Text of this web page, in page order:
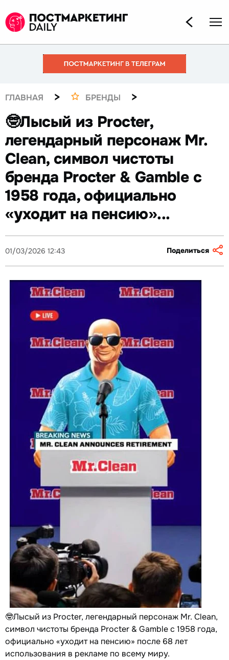
ГЛАВНАЯ > БРЕНДЫ >
🤓Лысый из Procter,
легендарный персонаж Mr.
Clean, символ чистоты
бренда Procter & Gamble с
1958 года, официально
«уходит на пенсию»...
01/03/2026 12:43 Поделиться
🤓Лысый из Procter, легендарный персонаж Mr. Clean,
символ чистоты бренда Procter & Gamble с 1958 года,
официально «уходит на пенсию» после 68 лет
использования в рекламе по всему миру.